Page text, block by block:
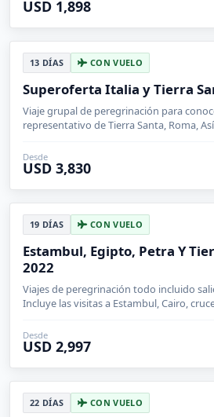
USD 1,898
13 DÍAS CON VUELO
Superoferta Italia y Tierra
Viaje grupal de peregrinación para
representativo de Tierra Santa, Roma,
Desde
USD 3,830
19 DÍAS CON VUELO
Estambul, Egipto, Petra Y
2022
Viajes de peregrinación todo incluido
Incluye las visitas a Estambul, Cairo,
Desde
USD 2,997
22 DÍAS CON VUELO